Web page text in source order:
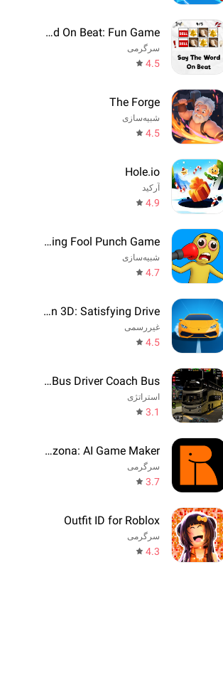
Say The Word On Beat: Fun Game
سرگرمی
4.5
The Forge
شبیه‌سازی
4.5
Hole.io
آرکید
4.9
Annoying Fool Punch Game
شبیه‌سازی
4.7
Drift Run 3D: Satisfying Drive
غیررسمی
4.5
Real Bus Driver Coach Bus
استراتژی
3.1
Rezona: AI Game Maker
سرگرمی
3.7
Outfit ID for Roblox
سرگرمی
4.3